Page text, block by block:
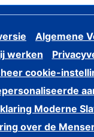
Algemene
werken
cookie-
Moderne
over de